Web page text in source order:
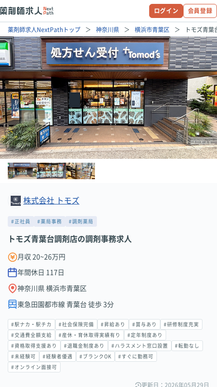
ログイン 会員登録
薬剤師求人NextPathトップ 神奈川県 横浜市青葉区 トモズ青
株式会社 トモズ
#正社員 #薬局事務 #調剤薬局
トモズ青葉台調剤店の調剤事務求人
月収 20~26万円
年間休日 117 日
神奈川県 横浜市青葉区
東急田園都市線 青葉台 徒歩 3分
#駅ナカ・駅チカ #社会保険完備 #昇給あり #賞与あり #研修制度充実
#交通費全額支給 #産休・育休取得実績有り #定年制度あり
#資格取得支援あり #退職金制度あり #ハラスメント窓口設置 #転勤なし
#未経験可 #経験者優遇 #ブランクOK #すぐに勤務可
#オンライン面接可
更新日：2026年05月29日